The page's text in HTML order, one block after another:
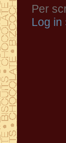
Per
Log in